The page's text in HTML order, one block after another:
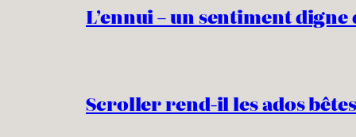
L’ennui – un sentiment
Scroller rend-il les ados